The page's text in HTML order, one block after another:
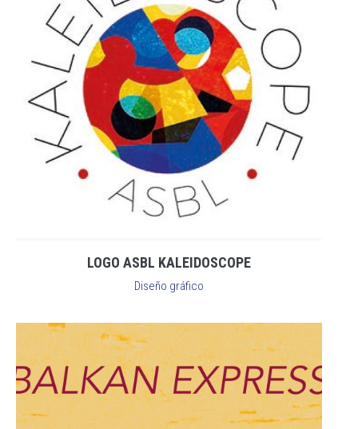
LOGO ASBL KALEIDOSCOPE
Diseño gráfico